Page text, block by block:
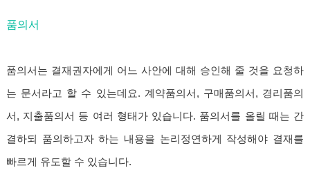
품의서
품의서는 결재권자에게 어느 사안에 대해 승인해 줄 것을 요청하
는 문서라고 할 수 있는데요. 계약품의서, 구매품의서, 경리품의
서, 지출품의서 등 여러 형태가 있습니다. 품의서를 올릴 때는 간
결하되 품의하고자 하는 내용을 논리정연하게 작성해야 결재를
빠르게 유도할 수 있습니다.